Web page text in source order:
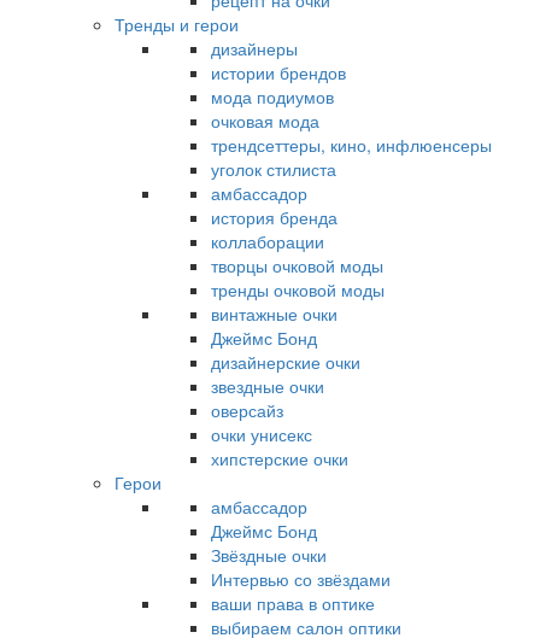
Тренды и герои
дизайнеры
истории брендов
мода подиумов
очковая мода
трендсеттеры, кино, инфлюенсеры
уголок стилиста
амбассадор
история бренда
коллаборации
творцы очковой моды
тренды очковой моды
винтажные очки
Джеймс Бонд
дизайнерские очки
звездные очки
оверсайз
очки унисекс
хипстерские очки
Герои
амбассадор
Джеймс Бонд
Звёздные очки
Интервью со звёздами
ваши права в оптике
выбираем салон оптики